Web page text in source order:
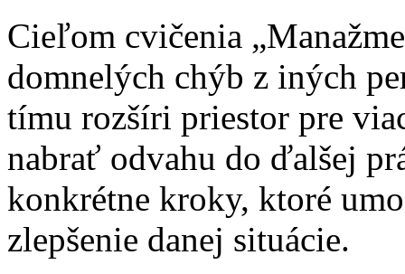
Cieľom cvičenia
domnelých chýb z iných
tímu rozšíri priestor pre
nabrať odvahu do ďalšej
konkrétne kroky, ktoré
zlepšenie danej situácie.